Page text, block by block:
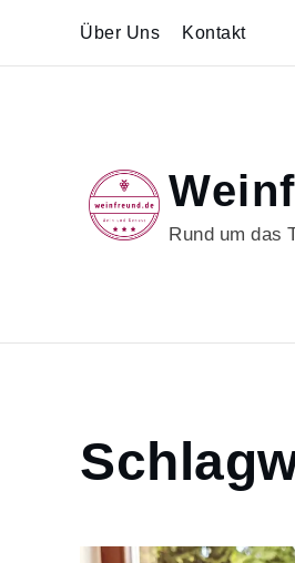
content
Über Uns Kontakt
Rund um das
Home
france